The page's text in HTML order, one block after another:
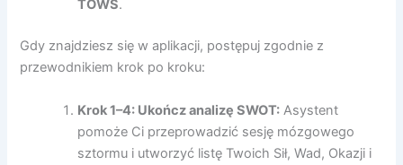
TOWS.
Gdy znajdziesz się w aplikacji, postępuj zgodnie z
przewodnikiem krok po kroku:
Krok 1–4: Ukończ analizę SWOT: Asystent
pomoże Ci przeprowadzić sesję mózgowego
sztormu i utworzyć listę Twoich Sił, Wad, Okazji i